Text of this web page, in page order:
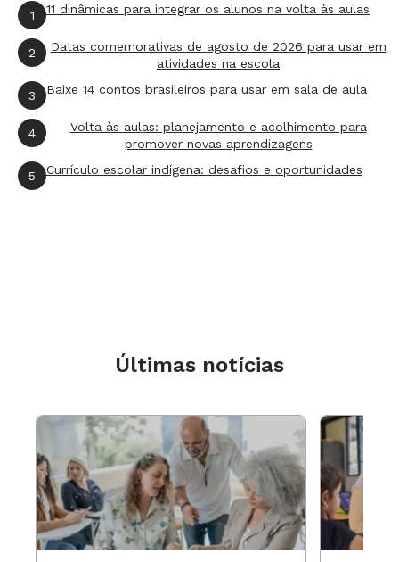
1 11 dinâmicas para integrar os alunos na volta às aulas
2
Datas comemorativas de agosto de 2026 para usar em
atividades na escola
3 Baixe 14 contos brasileiros para usar em sala de aula
4
Volta às aulas: planejamento e acolhimento para
promover novas aprendizagens
5 Currículo escolar indígena: desafios e oportunidades
Últimas notícias